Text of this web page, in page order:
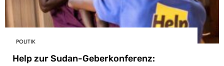
POLITIK
Help zur Sudan-Geberkonferenz: